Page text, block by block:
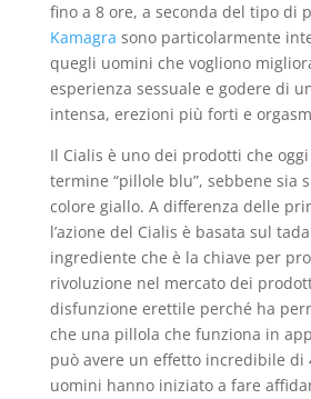
fino a 8 ore, a seconda del tipo di
Kamagra sono particolarmente
quegli uomini che vogliono
esperienza sessuale e godere di
intensa, erezioni più forti e
Il Cialis è uno dei prodotti che
termine “pillole blu”, sebbene sia
colore giallo. A differenza delle
l’azione del Cialis è basata sul
ingrediente che è la chiave per
rivoluzione nel mercato dei
disfunzione erettile perché ha
che una pillola che funziona in
può avere un effetto incredibile di
uomini hanno iniziato a fare